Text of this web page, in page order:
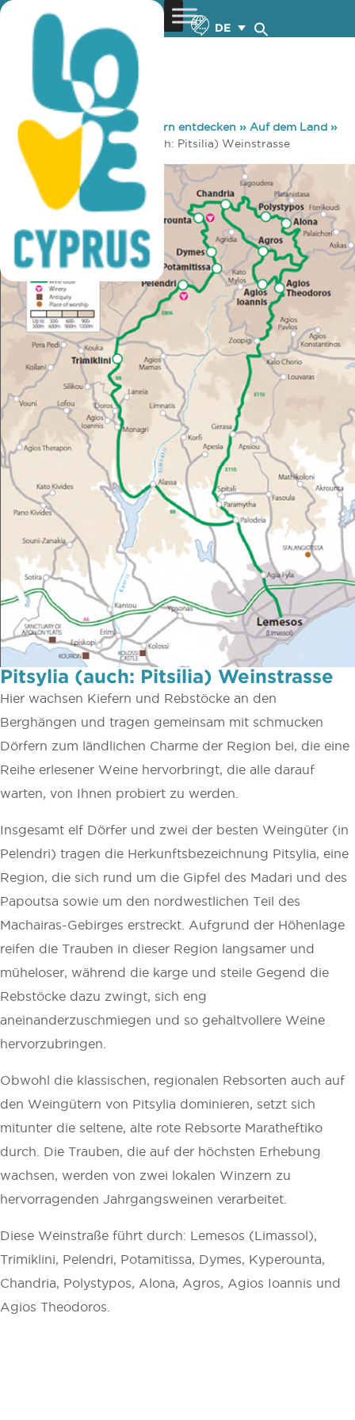
DE
You are here: Home »Zypern entdecken » Auf dem Land »
Weinstraßen
Pitsylia (auch: Pitsilia) Weinstrasse
Pitsylia (auch: Pitsilia) Weinstrasse
Hier wachsen Kiefern und Rebstöcke an den
Berghängen und tragen gemeinsam mit schmucken
Dörfern zum ländlichen Charme der Region bei, die eine
Reihe erlesener Weine hervorbringt, die alle darauf
warten, von Ihnen probiert zu werden.
Insgesamt elf Dörfer und zwei der besten Weingüter (in
Pelendri) tragen die Herkunftsbezeichnung Pitsylia, eine
Region, die sich rund um die Gipfel des Madari und des
Papoutsa sowie um den nordwestlichen Teil des
Machairas-Gebirges erstreckt. Aufgrund der Höhenlage
reifen die Trauben in dieser Region langsamer und
müheloser, während die karge und steile Gegend die
Rebstöcke dazu zwingt, sich eng
aneinanderzuschmiegen und so gehaltvollere Weine
hervorzubringen.
Obwohl die klassischen, regionalen Rebsorten auch auf
den Weingütern von Pitsylia dominieren, setzt sich
mitunter die seltene, alte rote Rebsorte Maratheftiko
durch. Die Trauben, die auf der höchsten Erhebung
wachsen, werden von zwei lokalen Winzern zu
hervorragenden Jahrgangsweinen verarbeitet.
Diese Weinstraße führt durch: Lemesos (Limassol),
Trimiklini, Pelendri, Potamitissa, Dymes, Kyperounta,
Chandria, Polystypos, Alona, Agros, Agios Ioannis und
Agios Theodoros.